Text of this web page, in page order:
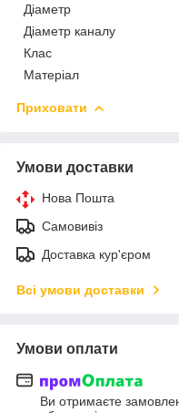
Діаметр
Діаметр каналу
Клас
Матеріал
Приховати
Умови доставки
Нова Пошта
Самовивіз
Доставка кур'єром
Всі умови доставки
Умови оплати
Ви отримаєте